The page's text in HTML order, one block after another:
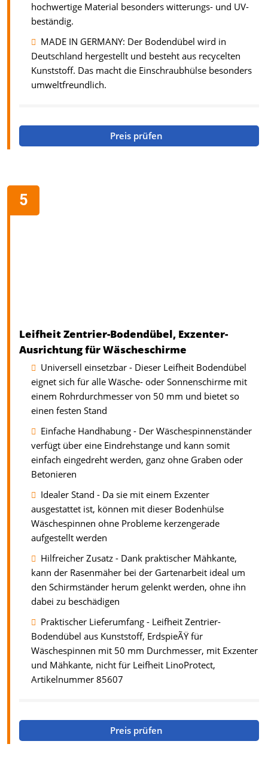
hochwertige Material besonders witterungs- und UV-
beständig.
MADE IN GERMANY: Der Bodendübel wird in
Deutschland hergestellt und besteht aus recycelten
Kunststoff. Das macht die Einschraubhülse besonders
umweltfreundlich.
Preis prüfen
Leifheit Zentrier-Bodendübel, Exzenter-
Ausrichtung für Wäscheschirme
Universell einsetzbar - Dieser Leifheit Bodendübel
eignet sich für alle Wäsche- oder Sonnenschirme mit
einem Rohrdurchmesser von 50 mm und bietet so
einen festen Stand
Einfache Handhabung - Der Wäschespinnenständer
verfügt über eine Eindrehstange und kann somit
einfach eingedreht werden, ganz ohne Graben oder
Betonieren
Idealer Stand - Da sie mit einem Exzenter
ausgestattet ist, können mit dieser Bodenhülse
Wäschespinnen ohne Probleme kerzengerade
aufgestellt werden
Hilfreicher Zusatz - Dank praktischer Mähkante,
kann der Rasenmäher bei der Gartenarbeit ideal um
den Schirmständer herum gelenkt werden, ohne ihn
dabei zu beschädigen
Praktischer Lieferumfang - Leifheit Zentrier-
Bodendübel aus Kunststoff, ErdspieÃŸ für
Wäschespinnen mit 50 mm Durchmesser, mit Exzenter
und Mähkante, nicht für Leifheit LinoProtect,
Artikelnummer 85607
Preis prüfen